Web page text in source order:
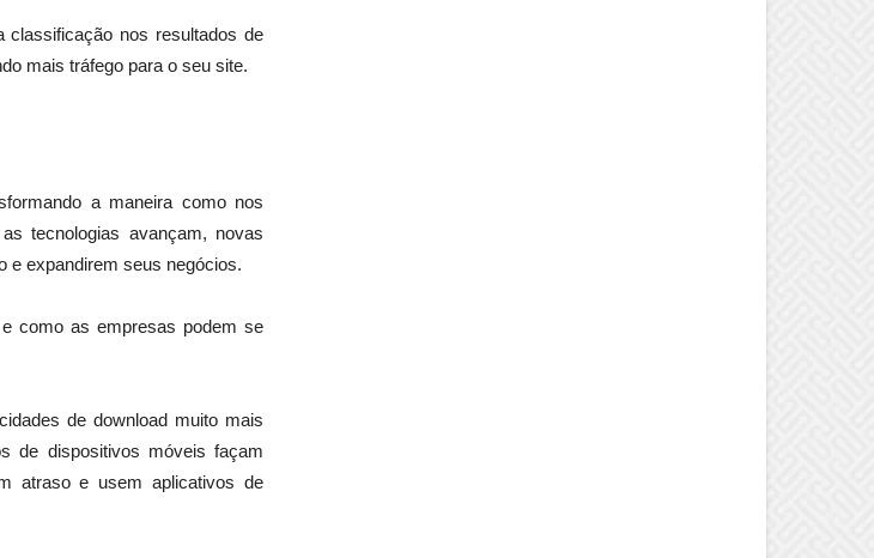
nos resultados de
mais tráfego para o seu site.
a maneira como nos
tecnologias avançam, novas
e expandirem seus negócios.
como as empresas podem se
de download muito mais
de dispositivos móveis façam
atraso e usem aplicativos de